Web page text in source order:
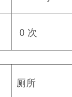
0 次
厕所